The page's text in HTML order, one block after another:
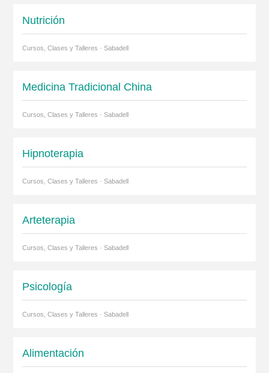
Nutrición
Cursos, Clases y Talleres · Sabadell
Medicina Tradicional China
Cursos, Clases y Talleres · Sabadell
Hipnoterapia
Cursos, Clases y Talleres · Sabadell
Arteterapia
Cursos, Clases y Talleres · Sabadell
Psicología
Cursos, Clases y Talleres · Sabadell
Alimentación